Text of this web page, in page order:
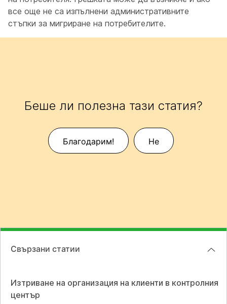
все още не са изпълнени административните
стъпки за мигриране на потребителите.
Беше ли полезна тази статия?
Благодарим! Не
Свързани статии
Изтриване на организация на клиенти в контролния
център